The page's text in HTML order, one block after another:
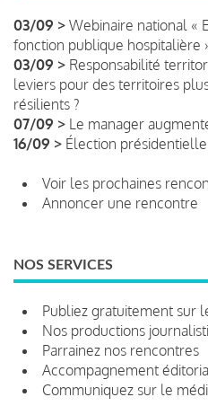
03/09 > Webinaire national «
fonction publique hospitalière
03/09 > Responsabilité
leviers pour des territoires
résilients ?
07/09 > Le manager
16/09 > Élection
Voir les prochaines
Annoncer une rencontre
NOS SERVICES
Publiez gratuitement sur
Nos productions
Parrainez nos rencontres
Accompagnement
Communiquez sur le